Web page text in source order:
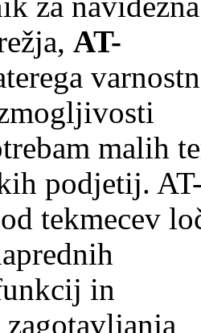
AT-
malih
podjetij.
tekmecev
in